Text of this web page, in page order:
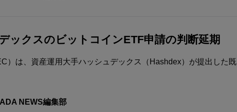
ックスのビットコインETF申請の判断延期
）は、資産運用大手ハッシュデックス（Hashdex）が提出した既
NEWS編集部